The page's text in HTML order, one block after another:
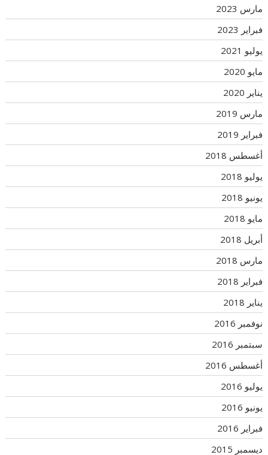
مارس 2023
فبراير 2023
يوليو 2021
مايو 2020
يناير 2020
مارس 2019
فبراير 2019
أغسطس 2018
يوليو 2018
يونيو 2018
مايو 2018
أبريل 2018
مارس 2018
فبراير 2018
يناير 2018
نوفمبر 2016
سبتمبر 2016
أغسطس 2016
يوليو 2016
يونيو 2016
فبراير 2016
ديسمبر 2015